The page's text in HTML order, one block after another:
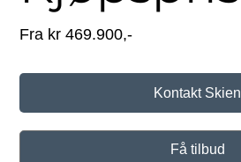
Fra kr 469.900,-
Kontakt Skien
Få tilbud